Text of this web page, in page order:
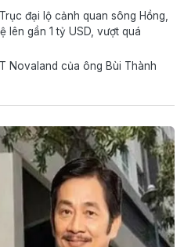
đại lộ cảnh quan sông Hồng,
lên gần 1 tỷ USD, vượt quá
Novaland của ông Bùi Thành